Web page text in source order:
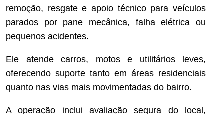
remoção, resgate e apoio técnico para veículos
parados por pane mecânica, falha elétrica ou
pequenos acidentes.
Ele atende carros, motos e utilitários leves,
oferecendo suporte tanto em áreas residenciais
quanto nas vias mais movimentadas do bairro.
A operação inclui avaliação segura do local,